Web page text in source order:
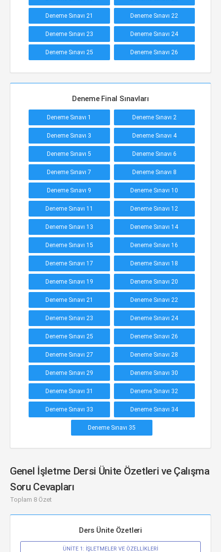
Deneme Sınavı 21 Deneme Sınavı 22
Deneme Sınavı 23 Deneme Sınavı 24
Deneme Sınavı 25 Deneme Sınavı 26
Deneme Final Sınavları
Deneme Sınavı 1 Deneme Sınavı 2
Deneme Sınavı 3 Deneme Sınavı 4
Deneme Sınavı 5 Deneme Sınavı 6
Deneme Sınavı 7 Deneme Sınavı 8
Deneme Sınavı 9 Deneme Sınavı 10
Deneme Sınavı 11 Deneme Sınavı 12
Deneme Sınavı 13 Deneme Sınavı 14
Deneme Sınavı 15 Deneme Sınavı 16
Deneme Sınavı 17 Deneme Sınavı 18
Deneme Sınavı 19 Deneme Sınavı 20
Deneme Sınavı 21 Deneme Sınavı 22
Deneme Sınavı 23 Deneme Sınavı 24
Deneme Sınavı 25 Deneme Sınavı 26
Deneme Sınavı 27 Deneme Sınavı 28
Deneme Sınavı 29 Deneme Sınavı 30
Deneme Sınavı 31 Deneme Sınavı 32
Deneme Sınavı 33 Deneme Sınavı 34
Deneme Sınavı 35
Genel İşletme Dersi Ünite Özetleri ve Çalışma
Soru Cevapları
Toplam 8 Özet
Ders Ünite Özetleri
ÜNİTE 1: İŞLETMELER VE ÖZELLİKLERİ